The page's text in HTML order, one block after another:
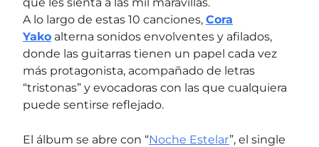
A lo largo de estas 10 canciones, Cora
Yako alterna sonidos envolventes y afilados,
donde las guitarras tienen un papel cada vez
más protagonista, acompañado de letras
“tristonas” y evocadoras con las que cualquiera
puede sentirse reflejado.
El álbum se abre con “Noche Estelar”, el single